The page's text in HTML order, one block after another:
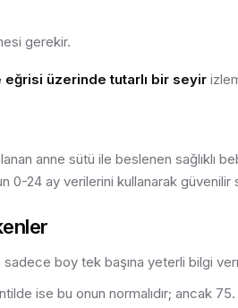
gerekir.
eğrisi üzerinde tutarlı bir seyir
anne sütü ile beslenen sağlıklı
0-24 ay verilerini kullanarak güvenilir
boy tek başına yeterli bilgi
ise bu onun normalıdır; ancak